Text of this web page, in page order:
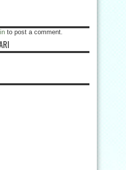
to post a comment.